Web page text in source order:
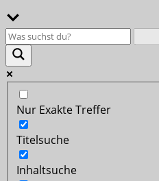
Nur Exakte Treffer
Titelsuche
Inhaltsuche